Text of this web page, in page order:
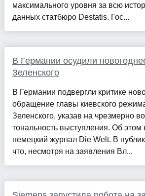
максимального уровня за всю
данных статбюро Destatis. Гос...
В Германии осудили
Зеленского
В Германии подвергли критике
обращение главы киевского
Зеленского, указав на чрезмерно
тональность выступления. Об этом
немецкий журнал Die Welt. В
что, несмотря на заявления Вл...